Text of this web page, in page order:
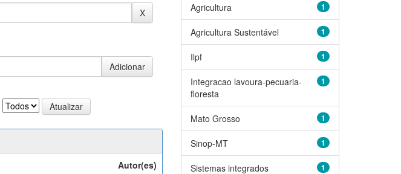
Autor(es)
1
Agricultura
1
Agricultura Sustentável
1
Ilpf
1
Integracao lavoura-pecuaria-
floresta
1
Mato Grosso
1
Sinop-MT
1
Sistemas integrados